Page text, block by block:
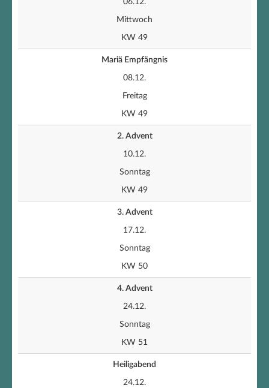
06.12.
Mittwoch
KW 49
Mariä Empfängnis
08.12.
Freitag
KW 49
2. Advent
10.12.
Sonntag
KW 49
3. Advent
17.12.
Sonntag
KW 50
4. Advent
24.12.
Sonntag
KW 51
Heiligabend
24.12.